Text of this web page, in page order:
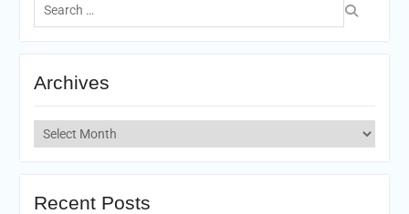
for:
Archives
Archives
Recent Posts